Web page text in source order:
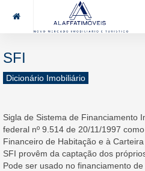
85 99969.7464
SFI
Dicionário Imobiliário
Sigla de Sistema de Financiamento
federal nº 9.514 de 20/11/1997
Financeiro de Habitação e à
SFI provêm da captação dos
Pode ser usado no financiamento